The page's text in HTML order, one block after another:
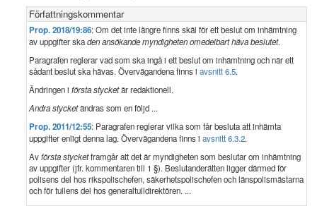
Författningskommentar
Prop. 2018/19:86: Om det inte längre finns skäl för ett beslut om inhämtning
av uppgifter skaden ansökande myndigheten omedelbart häva beslutet.
Paragrafen reglerar vad som ska ingå i ett beslut om inhämtning och när ett
sådant beslut ska hävas. Övervägandena finns i avsnitt 6.5.
Ändringen i första stycketär redaktionell.
Andra stycketändras som en följd ...
Prop. 2011/12:55: Paragrafen reglerar vilka som får besluta att inhämta
uppgifter enligt denna lag. Övervägandena finns i avsnitt 6.3.2.
Avförsta stycketframgår att det är myndigheten som beslutar om inhämtning
av uppgifter (jfr. kommentaren till 1 §). Beslutanderätten ligger därmed för
polisens del hos rikspolischefen, säkerhetspolischefen och länspolismästarna
och för tullens del hos generaltulldirektören. ...